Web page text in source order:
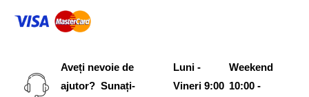
Aveți nevoie de
ajutor? Sunați-
Luni -
Vineri 9:00
Weekend
10:00 -